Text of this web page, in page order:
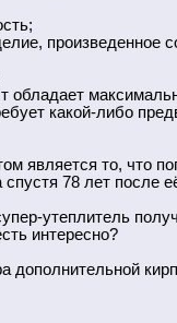
произведенное
обладает
какой-либо
является то, что
78 лет после
утеплитель
интересно?
дополнительной